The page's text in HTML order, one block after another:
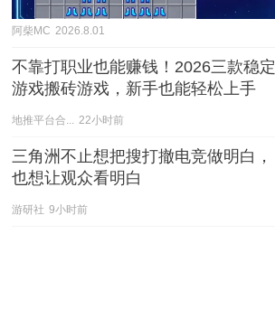
阿柴MC 2026.8.01
不靠打职业也能赚钱！2026三款稳定
游戏搬砖游戏，新手也能轻松上手
地推平台合... 22小时前
三角洲不止想把搜打撤电竞做明白，
也想让观众看明白
游研社 9小时前